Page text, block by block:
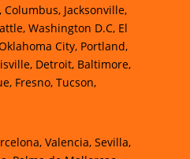
Jacksonville,
Washington D.C, El
City, Portland,
Detroit, Baltimore,
Fresno, Tucson,
Valencia, Sevilla,